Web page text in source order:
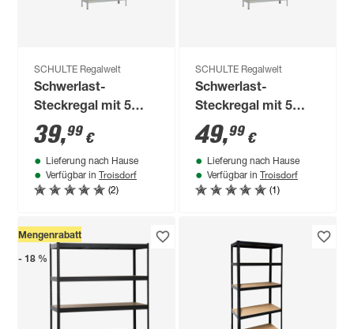
SCHULTE Regalwelt
Schwerlast-
Steckregal mit 5
Böden à 150 kg
Traglast, verzinkt
180 x 120 x 40 cm
39,99 €
Lieferung nach Hause
Verfügbar in Troisdorf
(2)
SCHULTE Regalwelt
Schwerlast-
Steckregal mit 5
Böden à 150 kg
Traglast, verzinkt
180 x 130 x 45 cm
49,99 €
Lieferung nach Hause
Verfügbar in Troisdorf
(1)
Mengenrabatt
- 18 %